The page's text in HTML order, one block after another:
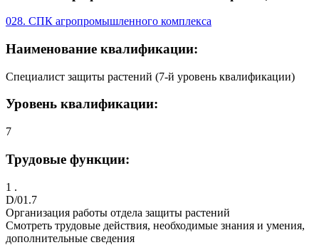
028. СПК агропромышленного комплекса
Наименование квалификации:
Специалист защиты растений (7-й уровень квалификации)
Уровень квалификации:
7
Трудовые функции:
1 .
D/01.7
Организация работы отдела защиты растений
Смотреть трудовые действия, необходимые знания и умения,
дополнительные сведения